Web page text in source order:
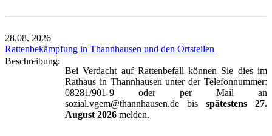
28.08. 2026
Rattenbekämpfung in Thannhausen und den Ortsteilen
Beschreibung:
Bei Verdacht auf Rattenbefall können Sie dies im
Rathaus in Thannhausen unter der Telefonnummer:
08281/901-9 oder per Mail an
sozial.vgem@thannhausen.de bis spätestens 27.
August 2026 melden.